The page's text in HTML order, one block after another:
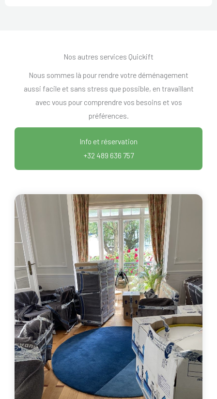
Nos autres services Quickift
Nous sommes là pour rendre votre déménagement
aussi facile et sans stress que possible, en travaillant
avec vous pour comprendre vos besoins et vos
préférences.
Info et réservation
+32 489 636 757